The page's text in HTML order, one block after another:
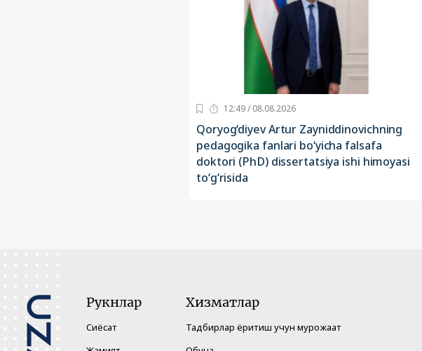
12:49 / 08.08.2026
Qoryog‘diyev Artur Zayniddinovichning
pedagogika fanlari bo‘yicha falsafa
doktori (PhD) dissertatsiya ishi himoyasi
to‘g‘risida
Рукнлар
Сиёсат
Хизматлар
Тадбирлар ёритиш учун мурожаат